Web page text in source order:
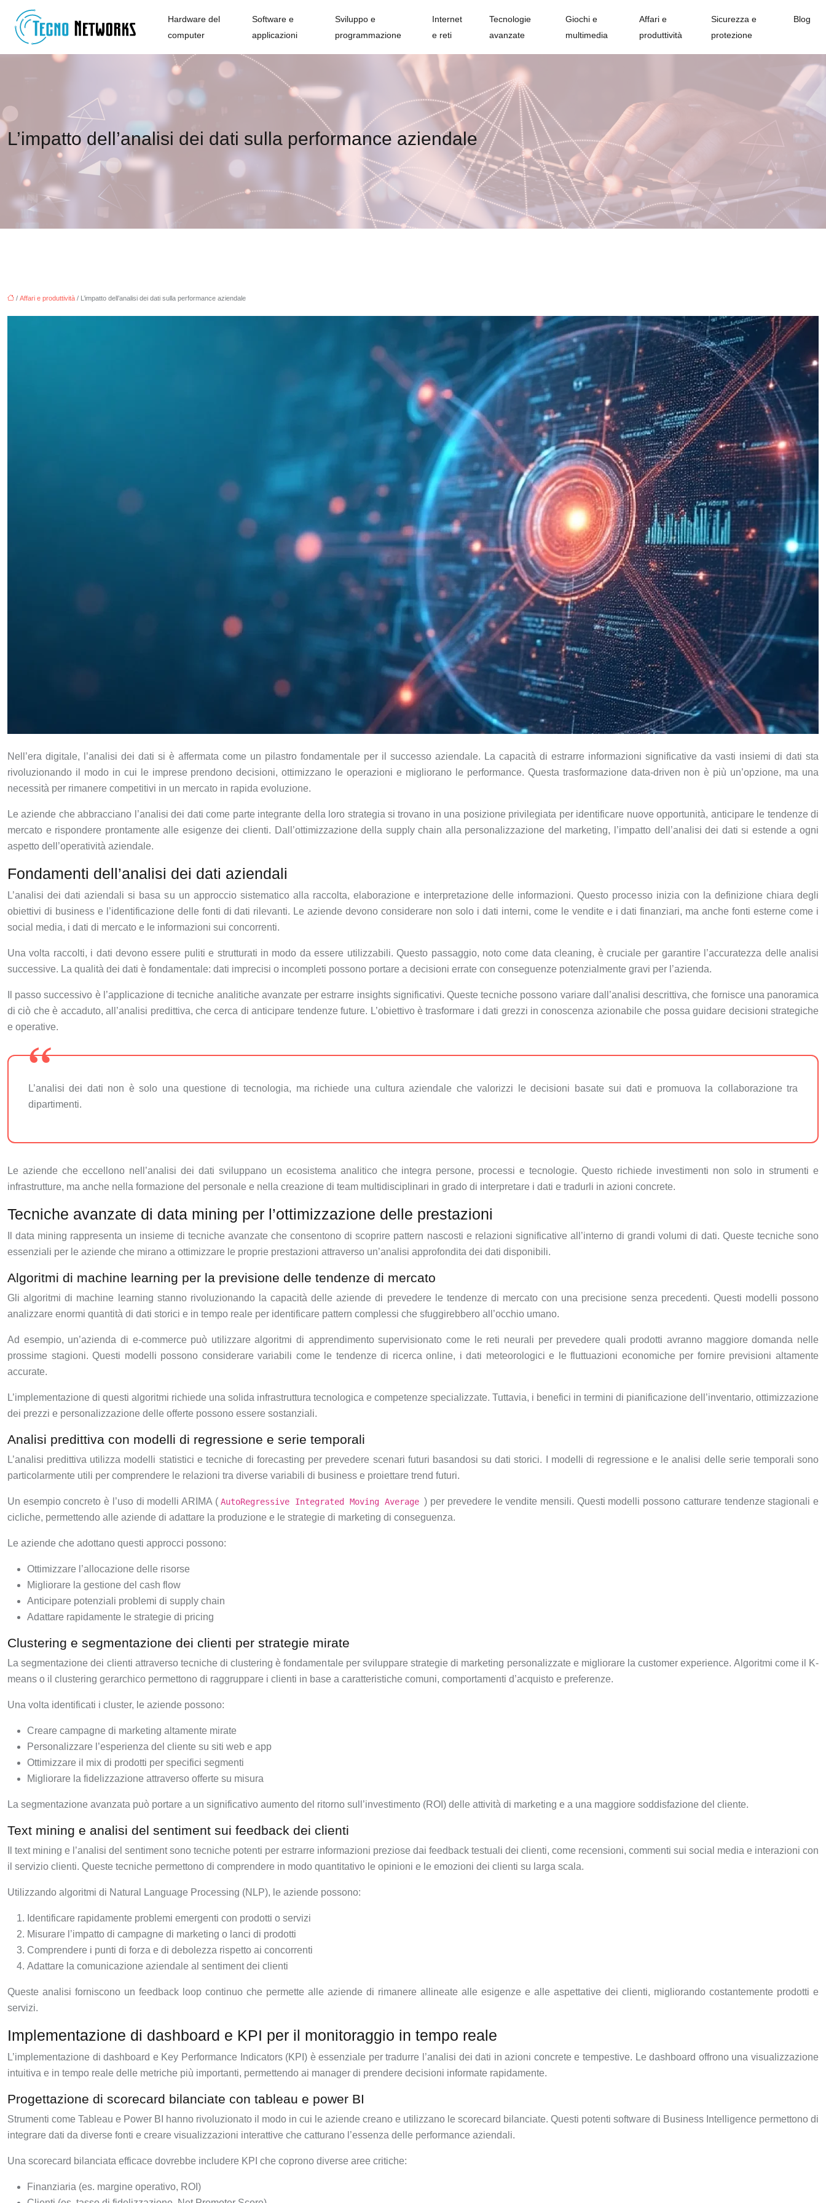
Hardware del
computer
Software e
applicazioni
Sviluppo e
programmazione
Internet
e reti
Tecnologie
avanzate
Giochi e
multimedia
Affari e
produttività
Sicurezza e
protezione
Blog
L’impatto dell’analisi dei dati sulla performance aziendale
/ Affari e produttività / L’impatto dell’analisi dei dati sulla performance aziendale
Nell’era digitale, l’analisi dei dati si è affermata come un pilastro fondamentale per il successo aziendale. La capacità di estrarre informazioni significative da vasti insiemi di dati sta
rivoluzionando il modo in cui le imprese prendono decisioni, ottimizzano le operazioni e migliorano le performance. Questa trasformazione data-driven non è più un’opzione, ma una
necessità per rimanere competitivi in un mercato in rapida evoluzione.
Le aziende che abbracciano l’analisi dei dati come parte integrante della loro strategia si trovano in una posizione privilegiata per identificare nuove opportunità, anticipare le tendenze di
mercato e rispondere prontamente alle esigenze dei clienti. Dall’ottimizzazione della supply chain alla personalizzazione del marketing, l’impatto dell’analisi dei dati si estende a ogni
aspetto dell’operatività aziendale.
Fondamenti dell’analisi dei dati aziendali
L’analisi dei dati aziendali si basa su un approccio sistematico alla raccolta, elaborazione e interpretazione delle informazioni. Questo processo inizia con la definizione chiara degli
obiettivi di business e l’identificazione delle fonti di dati rilevanti. Le aziende devono considerare non solo i dati interni, come le vendite e i dati finanziari, ma anche fonti esterne come i
social media, i dati di mercato e le informazioni sui concorrenti.
Una volta raccolti, i dati devono essere puliti e strutturati in modo da essere utilizzabili. Questo passaggio, noto come data cleaning, è cruciale per garantire l’accuratezza delle analisi
successive. La qualità dei dati è fondamentale: dati imprecisi o incompleti possono portare a decisioni errate con conseguenze potenzialmente gravi per l’azienda.
Il passo successivo è l’applicazione di tecniche analitiche avanzate per estrarre insights significativi. Queste tecniche possono variare dall’analisi descrittiva, che fornisce una panoramica
di ciò che è accaduto, all’analisi predittiva, che cerca di anticipare tendenze future. L’obiettivo è trasformare i dati grezzi in conoscenza azionabile che possa guidare decisioni strategiche
e operative.
L’analisi dei dati non è solo una questione di tecnologia, ma richiede una cultura aziendale che valorizzi le decisioni basate sui dati e promuova la collaborazione tra
dipartimenti.
Le aziende che eccellono nell’analisi dei dati sviluppano un ecosistema analitico che integra persone, processi e tecnologie. Questo richiede investimenti non solo in strumenti e
infrastrutture, ma anche nella formazione del personale e nella creazione di team multidisciplinari in grado di interpretare i dati e tradurli in azioni concrete.
Tecniche avanzate di data mining per l’ottimizzazione delle prestazioni
Il data mining rappresenta un insieme di tecniche avanzate che consentono di scoprire pattern nascosti e relazioni significative all’interno di grandi volumi di dati. Queste tecniche sono
essenziali per le aziende che mirano a ottimizzare le proprie prestazioni attraverso un’analisi approfondita dei dati disponibili.
Algoritmi di machine learning per la previsione delle tendenze di mercato
Gli algoritmi di machine learning stanno rivoluzionando la capacità delle aziende di prevedere le tendenze di mercato con una precisione senza precedenti. Questi modelli possono
analizzare enormi quantità di dati storici e in tempo reale per identificare pattern complessi che sfuggirebbero all’occhio umano.
Ad esempio, un’azienda di e-commerce può utilizzare algoritmi di apprendimento supervisionato come le reti neurali per prevedere quali prodotti avranno maggiore domanda nelle
prossime stagioni. Questi modelli possono considerare variabili come le tendenze di ricerca online, i dati meteorologici e le fluttuazioni economiche per fornire previsioni altamente
accurate.
L’implementazione di questi algoritmi richiede una solida infrastruttura tecnologica e competenze specializzate. Tuttavia, i benefici in termini di pianificazione dell’inventario, ottimizzazione
dei prezzi e personalizzazione delle offerte possono essere sostanziali.
Analisi predittiva con modelli di regressione e serie temporali
L’analisi predittiva utilizza modelli statistici e tecniche di forecasting per prevedere scenari futuri basandosi su dati storici. I modelli di regressione e le analisi delle serie temporali sono
particolarmente utili per comprendere le relazioni tra diverse variabili di business e proiettare trend futuri.
Un esempio concreto è l’uso di modelli ARIMA (AutoRegressive Integrated Moving Average ) per prevedere le vendite mensili. Questi modelli possono catturare tendenze stagionali e
cicliche, permettendo alle aziende di adattare la produzione e le strategie di marketing di conseguenza.
Le aziende che adottano questi approcci possono:
Ottimizzare l’allocazione delle risorse
Migliorare la gestione del cash flow
Anticipare potenziali problemi di supply chain
Adattare rapidamente le strategie di pricing
Clustering e segmentazione dei clienti per strategie mirate
La segmentazione dei clienti attraverso tecniche di clustering è fondamentale per sviluppare strategie di marketing personalizzate e migliorare la customer experience. Algoritmi come il K-
means o il clustering gerarchico permettono di raggruppare i clienti in base a caratteristiche comuni, comportamenti d’acquisto e preferenze.
Una volta identificati i cluster, le aziende possono:
Creare campagne di marketing altamente mirate
Personalizzare l’esperienza del cliente su siti web e app
Ottimizzare il mix di prodotti per specifici segmenti
Migliorare la fidelizzazione attraverso offerte su misura
La segmentazione avanzata può portare a un significativo aumento del ritorno sull’investimento (ROI) delle attività di marketing e a una maggiore soddisfazione del cliente.
Text mining e analisi del sentiment sui feedback dei clienti
Il text mining e l’analisi del sentiment sono tecniche potenti per estrarre informazioni preziose dai feedback testuali dei clienti, come recensioni, commenti sui social media e interazioni con
il servizio clienti. Queste tecniche permettono di comprendere in modo quantitativo le opinioni e le emozioni dei clienti su larga scala.
Utilizzando algoritmi di Natural Language Processing (NLP), le aziende possono:
Identificare rapidamente problemi emergenti con prodotti o servizi
Misurare l’impatto di campagne di marketing o lanci di prodotti
Comprendere i punti di forza e di debolezza rispetto ai concorrenti
Adattare la comunicazione aziendale al sentiment dei clienti
Queste analisi forniscono un feedback loop continuo che permette alle aziende di rimanere allineate alle esigenze e alle aspettative dei clienti, migliorando costantemente prodotti e
servizi.
Implementazione di dashboard e KPI per il monitoraggio in tempo reale
L’implementazione di dashboard e Key Performance Indicators (KPI) è essenziale per tradurre l’analisi dei dati in azioni concrete e tempestive. Le dashboard offrono una visualizzazione
intuitiva e in tempo reale delle metriche più importanti, permettendo ai manager di prendere decisioni informate rapidamente.
Progettazione di scorecard bilanciate con tableau e power BI
Strumenti come Tableau e Power BI hanno rivoluzionato il modo in cui le aziende creano e utilizzano le scorecard bilanciate. Questi potenti software di Business Intelligence permettono di
integrare dati da diverse fonti e creare visualizzazioni interattive che catturano l’essenza delle performance aziendali.
Una scorecard bilanciata efficace dovrebbe includere KPI che coprono diverse aree critiche:
Finanziaria (es. margine operativo, ROI)